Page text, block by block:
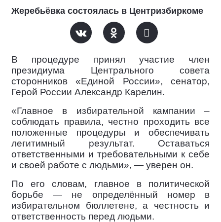
Жеребьёвка состоялась в Центризбиркоме
В процедуре принял участие член
президиума Центрального совета
сторонников «Единой России», сенатор,
Герой России Александр Карелин.
«Главное в избирательной кампании –
соблюдать правила, честно проходить все
положенные процедуры и обеспечивать
легитимный результат. Оставаться
ответственными и требовательными к себе
и своей работе с людьми», — уверен он.
По его словам, главное в политической
борьбе — не определённый номер в
избирательном бюллетене, а честность и
ответственность перед людьми.